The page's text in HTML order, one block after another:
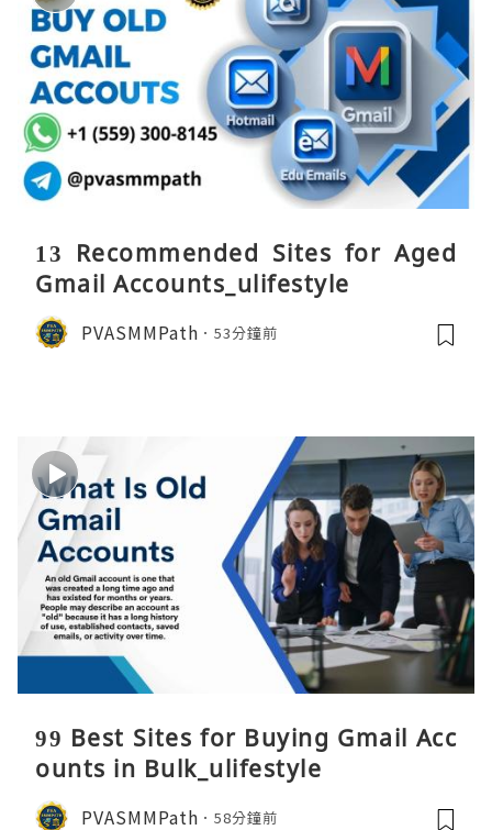
13 Recommended Sites for Aged
Gmail Accounts_ulifestyle
PVASMMPath 53分鐘前
99 Best Sites for Buying Gmail Acc
ounts in Bulk_ulifestyle
PVASMMPath 58分鐘前